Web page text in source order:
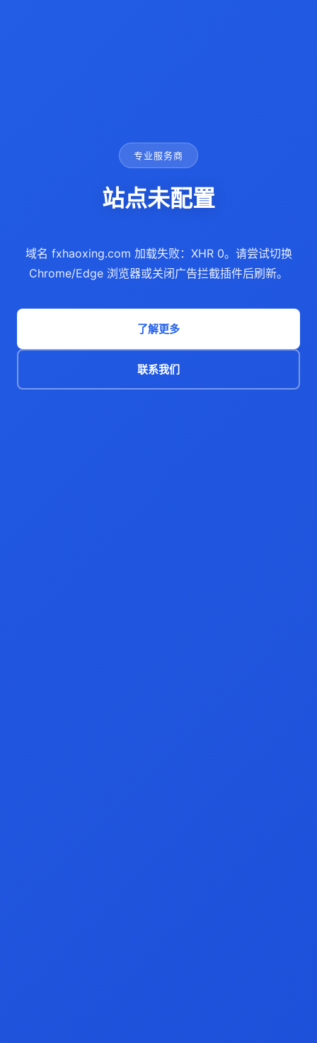
专业服务商
站点未配置
域名 fxhaoxing.com 加载失败：XHR 0。请尝试切换
Chrome/Edge 浏览器或关闭广告拦截插件后刷新。
了解更多
联系我们